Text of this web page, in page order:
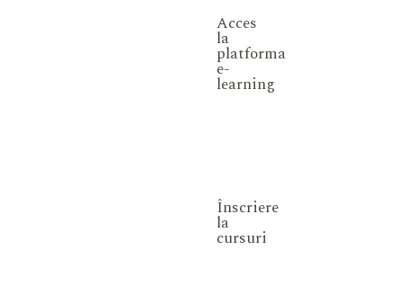
Acces
la
platforma
e-
learning
Înscriere
la
cursuri